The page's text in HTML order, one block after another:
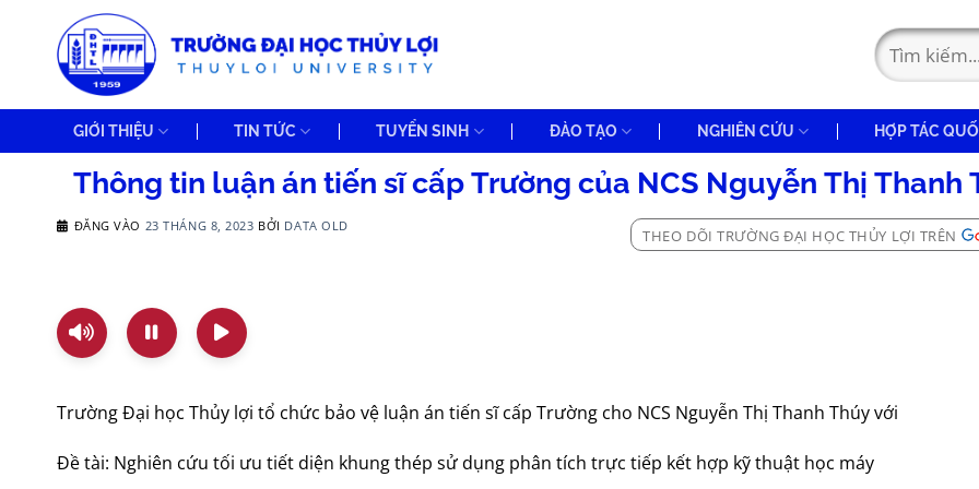
GIỚI THIỆU TIN TỨC TUYỂN SINH ĐÀO TẠO NGHIÊN CỨU HỢP TÁC
Thông tin luận án tiến sĩ cấp Trường của NCS Nguyễn Thị Thanh
ĐĂNG VÀO 23 THÁNG 8, 2023 BỞI DATA OLD
THEO DÕI TRƯỜNG ĐẠI HỌC THỦY LỢI TRÊN
Trường Đại học Thủy lợi tổ chức bảo vệ luận án tiến sĩ cấp Trường cho NCS Nguyễn Thị Thanh Thúy với
Đề tài: Nghiên cứu tối ưu tiết diện khung thép sử dụng phân tích trực tiếp kết hợp kỹ thuật học máy